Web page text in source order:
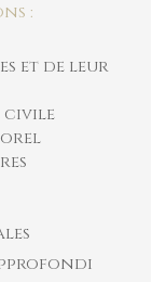
:
et de leur
civile